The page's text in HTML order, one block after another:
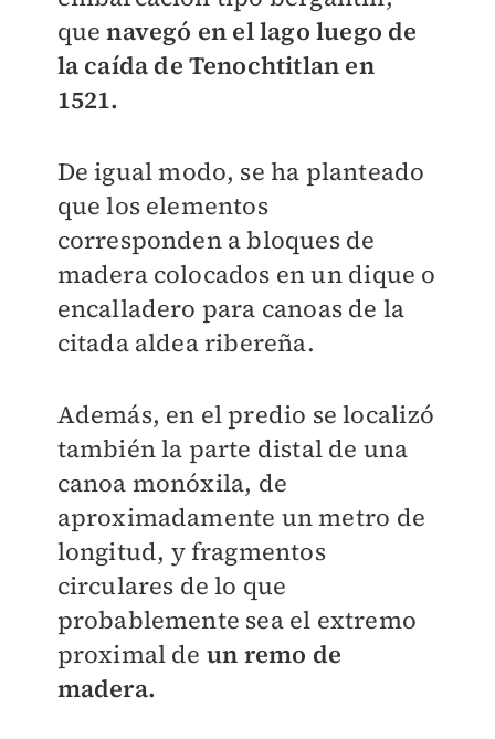
que navegó en el lago luego de
la caída de Tenochtitlan en
1521.
De igual modo, se ha planteado
que los elementos
corresponden a bloques de
madera colocados en un dique o
encalladero para canoas de la
citada aldea ribereña.
Además, en el predio se localizó
también la parte distal de una
canoa monóxila, de
aproximadamente un metro de
longitud, y fragmentos
circulares de lo que
probablemente sea el extremo
proximal de un remo de
madera.